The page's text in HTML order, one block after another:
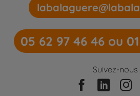
05 62 97 46 46 ou
Suivez-nous